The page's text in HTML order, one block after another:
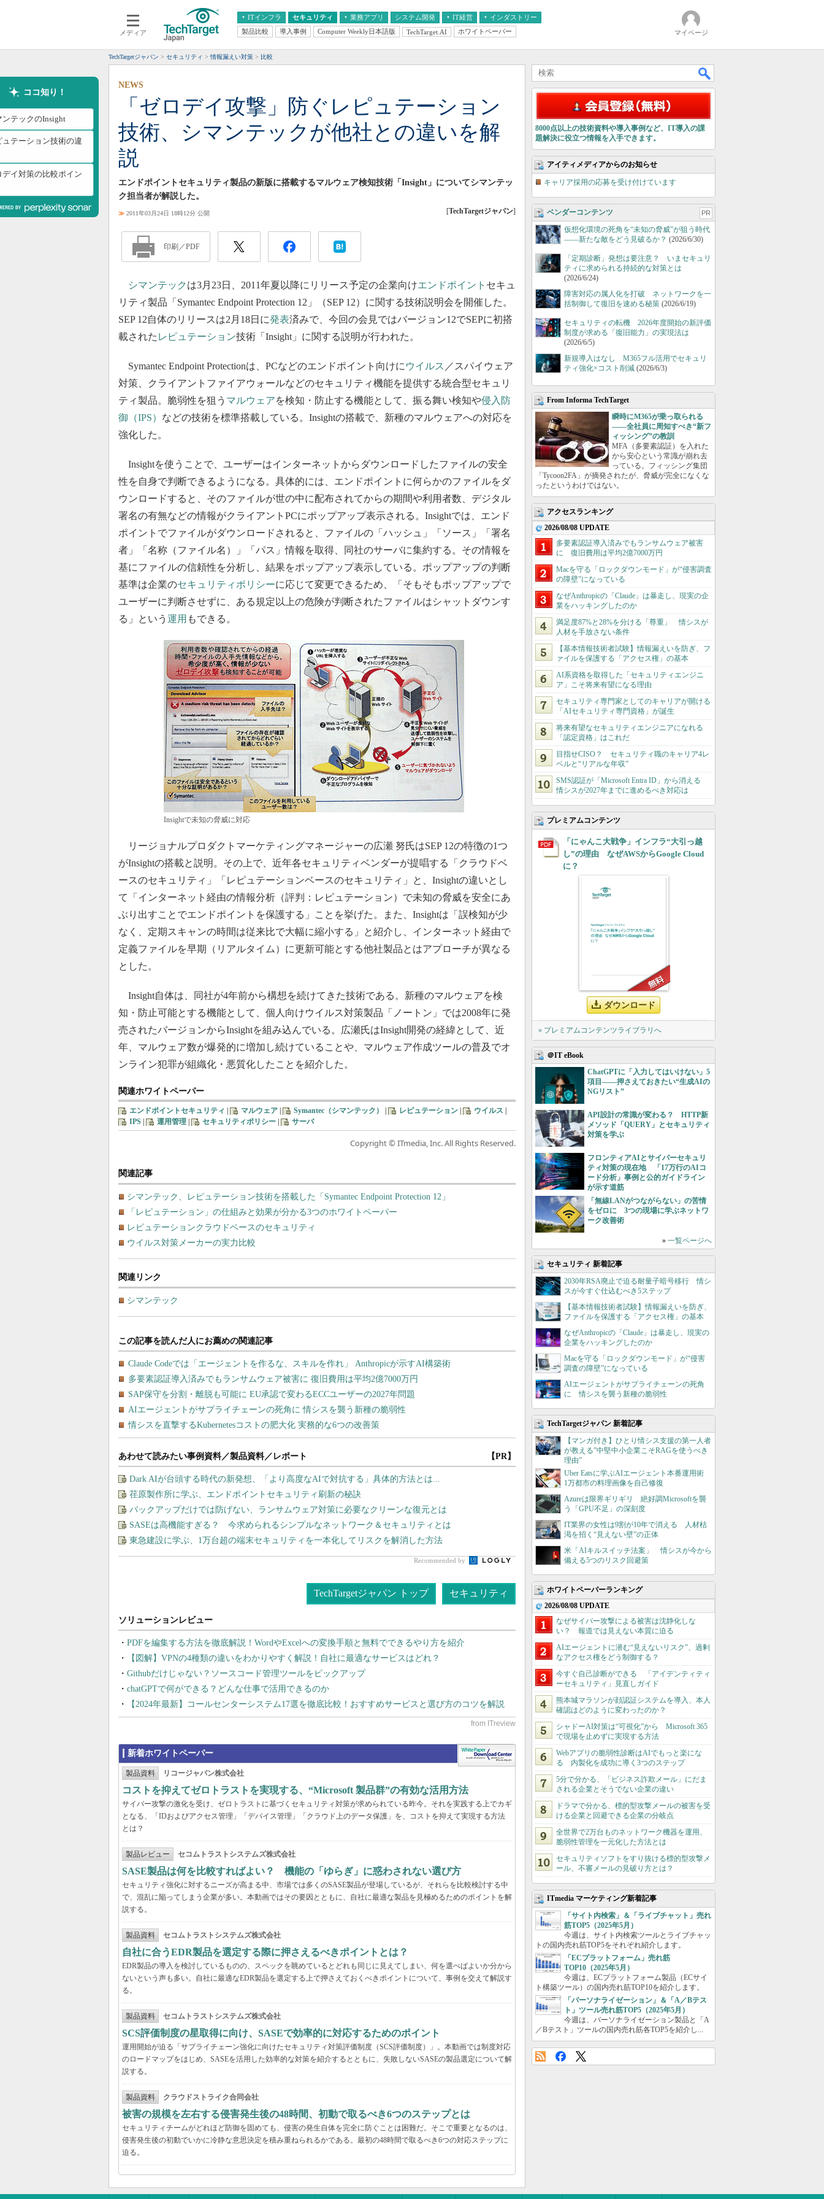
メディア
ITインフラ
クラウド
スマートモバイル
ネットワーク
システム運用管理
セキュリティ 業務アプリ
エンタープライズAI
ERP
情報系システム
システム開発 IT経営
経営とIT
インダストリー
医療IT
製品比較 導入事例 Computer Weekly日本語版 TechTarget.AI ホワイトペーパー マイページ
TechTargetジャパン セキュリティ 情報漏えい対策 比較
ココ知り！
ンテックのInsight
ュテーション技術の違
デイ対策の比較ポイン
「ゼロデイ攻撃」防ぐレピュテーション
技術、シマンテックが他社との違いを解
説
NEWS
エンドポイントセキュリティ製品の新版に搭載するマルウェア検知技術「Insight」についてシマンテッ
ク担当者が解説した。
≫ 2011年03月24日 18時12分 公開 [TechTargetジャパン]
印刷／PDF
シマンテック は3月23日、2011年夏以降にリリース予定の企業向けエンドポイント セキュ
リティ製品「Symantec Endpoint Protection 12」（SEP 12）に関する技術説明会を開催した。
SEP 12自体のリリースは2月18日に発表済みで、今回の会見ではバージョン12でSEPに初搭
載された レピュテーション技術「Insight」に関する説明が行われた。
Symantec Endpoint Protectionは、PCなどのエンドポイント向けに ウイルス ／スパイウェア
対策、クライアントファイアウォールなどのセキュリティ機能を提供する統合型セキュリ
ティ製品。脆弱性を狙う マルウェアを検知・防止する機能として、振る舞い検知や侵入防
御（IPS） などの技術を標準搭載している。Insightの搭載で、新種のマルウェアへの対応を
強化した。
Insightを使うことで、ユーザーはインターネットからダウンロードしたファイルの安全
性を自身で判断できるようになる。具体的には、エンドポイントに何らかのファイルをダ
ウンロードすると、そのファイルが世の中に配布されてからの期間や利用者数、デジタル
署名の有無などの情報がクライアントPCにポップアップ表示される。Insightでは、エンド
ポイントでファイルがダウンロードされると、ファイルの「ハッシュ」「ソース」「署名
者」「名称（ファイル名）」「パス」情報を取得、同社のサーバに集約する。その情報を
基にファイルの信頼性を分析し、結果をポップアップ表示している。ポップアップの判断
基準は企業のセキュリティポリシーに応じて変更できるため、「そもそもポップアップで
ユーザーに判断させずに、ある規定以上の危険が判断されたファイルはシャットダウンす
る」という 運用 もできる。
Insightで未知の脅威に対応
リージョナルプロダクトマーケティングマネージャーの広瀬 努氏はSEP 12の特徴の1つ
がInsightの搭載と説明。その上で、近年各セキュリティベンダーが提唱する「クラウドベ
ースのセキュリティ」「レピュテーションベースのセキュリティ」と、Insightの違いとし
て「インターネット経由の情報分析（評判：レピュテーション）で未知の脅威を安全にあ
ぶり出すことでエンドポイントを保護する」ことを挙げた。また、Insightは「誤検知が少
なく、定期スキャンの時間は従来比で大幅に縮小する」と紹介し、インターネット経由で
定義ファイルを早期（リアルタイム）に更新可能とする他社製品とはアプローチが異なる
とした。
Insight自体は、同社が4年前から構想を続けてきた技術である。新種のマルウェアを検
知・防止可能とする機能として、個人向けウイルス対策製品「ノートン」では2008年に発
売されたバージョンからInsightを組み込んでいる。広瀬氏はInsight開発の経緯として、近
年、マルウェア数が爆発的に増加し続けていることや、マルウェア作成ツールの普及でオ
ンライン犯罪が組織化・悪質化したことを紹介した。
関連ホワイトペーパー
エンドポイントセキュリティ マルウェア Symantec（シマンテック） レピュテーション ウイルス
IPS
運用管理 セキュリティポリシー サーバ
Copyright © ITmedia, Inc. All Rights Reserved.
関連記事
シマンテック、レピュテーション技術を搭載した「Symantec Endpoint Protection 12」
「レピュテーション」の仕組みと効果が分かる3つのホワイトペーパー
レピュテーションクラウドベースのセキュリティ
ウイルス対策メーカーの実力比較
関連リンク
シマンテック
あわせて読みたい事例資料／製品資料／レポート 【PR】
Dark AIが台頭する時代の新発想、「より高度なAIで対抗する」具体的方法とは...
荏原製作所に学ぶ、エンドポイントセキュリティ刷新の秘訣
バックアップだけでは防げない、ランサムウェア対策に必要なクリーンな復元とは
SASEは高機能すぎる？ 今求められるシンプルなネットワーク＆セキュリティとは
東急建設に学ぶ、1万台超の端末セキュリティを一本化してリスクを解消した方法
Recommended by
TechTargetジャパン トップ セキュリティ
PDFを編集する方法を徹底解説！WordやExcelへの変換手順と無料でできるやり方を紹介
【図解】VPNの4種類の違いをわかりやすく解説！自社に最適なサービスはどれ？
Githubだけじゃない？ソースコード管理ツールをピックアップ
chatGPTで何ができる？どんな仕事で活用できるのか
【2024年最新】コールセンターシステム17選を徹底比較！おすすめサービスと選び方のコツを解説
新着ホワイトペーパー
製品資料 リコージャパン株式会社
コストを抑えてゼロトラストを実現する、“Microsoft 製品群”の有効な活用方法
サイバー攻撃の激化を受け、ゼロトラストに基づくセキュリティ対策が求められている昨今。それを実践する上でカギ
となる、「IDおよびアクセス管理」「デバイス管理」「クラウド上のデータ保護」を、コストを抑えて実現する方法
とは？
製品レビュー セコムトラストシステムズ株式会社
SASE製品は何を比較すればよい？ 機能の「ゆらぎ」に惑わされない選び方
セキュリティ強化に対するニーズが高まる中、市場では多くのSASE製品が登場しているが、それらを比較検討する中
で、混乱に陥ってしまう企業が多い。本動画ではその要因とともに、自社に最適な製品を見極めるためのポイントを解
説する。
製品資料 セコムトラストシステムズ株式会社
自社に合うEDR製品を選定する際に押さえるべきポイントとは？
EDR製品の導入を検討しているものの、スペックを眺めているとどれも同じに見えてしまい、何を選べばよいか分から
ないという声も多い。自社に最適なEDR製品を選定する上で押さえておくべきポイントについて、事例を交えて解説す
る。
製品資料 セコムトラストシステムズ株式会社
SCS評価制度の星取得に向け、SASEで効率的に対応するためのポイント
運用開始が迫る「サプライチェーン強化に向けたセキュリティ対策評価制度（SCS評価制度）」。本動画では制度対応
のロードマップをはじめ、SASEを活用した効率的な対策を紹介するとともに、失敗しないSASEの製品選定について解
説する。
製品資料 クラウドストライク合同会社
被害の規模を左右する侵害発生後の48時間、初動で取るべき6つのステップとは
セキュリティチームがどれほど防御を固めても、侵害の発生自体を完全に防ぐことは困難だ。そこで重要となるのは、
侵害発生後の初動でいかに冷静な意思決定を積み重ねられるかである。最初の48時間で取るべき6つの対応ステップに
迫る。
8000点以上の技術資料や導入事例など、IT導入の課
題解決に役立つ情報を入手できます。
アイティメディアからのお知らせ
キャリア採用の応募を受け付けています
ベンダーコンテンツ PR
仮想化環境の死角を“未知の脅威”が狙う時代
――新たな敵をどう見破るか？ (2026/6/30)
「定期診断」発想は要注意？ いまセキュリ
ティに求められる持続的な対策とは
(2026/6/24)
障害対応の属人化を打破 ネットワークを一
括制御して復旧を速める秘策 (2026/6/19)
セキュリティの転機 2026年度開始の新評価
制度が求める「復旧能力」の実現法は
(2026/6/5)
新規導入はなし M365フル活用でセキュリ
ティ強化×コスト削減 (2026/6/3)
From Informa TechTarget
瞬時にM365が乗っ取られる
――全社員に周知すべき“新フ
ィッシング”の教訓
MFA（多要素認証）を入れた
から安心という常識が崩れ去
っている。フィッシング集団
「Tycoon2FA」が摘発されたが、脅威が完全になくな
ったというわけではない。
アクセスランキング
2026/08/08 UPDATE
多要素認証導入済みでもランサムウェア被害
に 復旧費用は平均2億7000万円
Macを守る「ロックダウンモード」が“侵害調査
の障壁”になっている
なぜAnthropicの「Claude」は暴走し、現実の企
業をハッキングしたのか
満足度87%と28%を分ける「尊重」 情シスが
人材を手放さない条件
【基本情報技術者試験】情報漏えいを防ぎ、フ
ァイルを保護する「アクセス権」の基本
AI系資格を取得した「セキュリティエンジニ
ア」こそ将来有望になる理由
セキュリティ専門家としてのキャリアが開ける
「AIセキュリティ専門資格」が誕生
将来有望なセキュリティエンジニアになれる
「認定資格」はこれだ
目指せCISO？ セキュリティ職のキャリア4レ
ベルと“リアルな年収”
SMS認証が「Microsoft Entra ID」から消える
情シスが2027年までに進めるべき対応は
プレミアムコンテンツ
「にゃんこ大戦争」インフラ“大引っ越
し”の理由 なぜAWSからGoogle Cloud
に？
ダウンロード
» プレミアムコンテンツライブラリへ
＠IT eBook
ChatGPTに「入力してはいけない」5
項目――押さえておきたい“生成AIの
NGリスト”
API設計の常識が変わる？ HTTP新
メソッド「QUERY」とセキュリティ
対策を学ぶ
フロンティアAIとサイバーセキュリ
ティ対策の現在地 「17万行のAIコ
ード分析」事例と公的ガイドライン
が示す道筋
「無線LANがつながらない」の苦情
をゼロに 3つの現場に学ぶネットワ
ーク改善術
» 一覧ページへ
セキュリティ 新着記事
2030年RSA廃止で迫る耐量子暗号移行 情シ
スが今すぐ仕込むべき5ステップ
【基本情報技術者試験】情報漏えいを防ぎ、
ファイルを保護する「アクセス権」の基本
なぜAnthropicの「Claude」は暴走し、現実の
企業をハッキングしたのか
Macを守る「ロックダウンモード」が“侵害
調査の障壁”になっている
AIエージェントがサプライチェーンの死角
に 情シスを襲う新種の脆弱性
TechTargetジャパン 新着記事
【マンガ付き】ひとり情シス支援の第一人者
が教える”中堅中小企業こそRAGを使うべき
理由”
Uber Eatsに学ぶAIエージェント本番運用術
1万都市の料理画像を自己修復
Azureは限界ギリギリ 絶好調Microsoftを襲
う「GPU不足」の深刻度
IT業界の女性は9割が10年で消える 人材枯
渇を招く“見えない壁”の正体
米「AIキルスイッチ法案」 情シスが今から
備える5つのリスク回避策
ホワイトペーパーランキング
2026/08/08 UPDATE
なぜサイバー攻撃による被害は沈静化しな
い？ 報道では見えない本質に迫る
AIエージェントに潜む“見えないリスク”、過剰
なアクセス権をどう制御する？
今すぐ自己診断ができる 「アイデンティティ
ーセキュリティ」見直しガイド
熊本城マラソンが顔認証システムを導入、本人
確認はどのように変わったのか？
シャドーAI対策は“可視化”から Microsoft 365
で現場を止めずに実現する方法
Webアプリの脆弱性診断はAIでもっと楽にな
る 内製化を成功に導く3つのステップ
5分で分かる、「ビジネス詐欺メール」にだま
される企業とそうでない企業の違い
ドラマで分かる、標的型攻撃メールの被害を受
ける企業と回避できる企業の分岐点
全世界で2万台ものネットワーク機器を運用、
脆弱性管理を一元化した方法とは
セキュリティソフトをすり抜ける標的型攻撃メ
ール、不審メールの見破り方とは？
ITmedia マーケティング新着記事
「サイト内検索」＆「ライブチャット」売れ
筋TOP5（2025年5月）
今週は、サイト内検索ツールとライブチャッ
トの国内売れ筋TOP5をそれぞれ紹介します。
「ECプラットフォーム」売れ筋
TOP10（2025年5月）
今週は、ECプラットフォーム製品（ECサイ
ト構築ツール）の国内売れ筋TOP10を紹介します。
「パーソナライゼーション」＆「A／Bテス
ト」ツール売れ筋TOP5（2025年5月）
今週は、パーソナライゼーション製品と「A
／Bテスト」ツールの国内売れ筋各TOP5を紹介し...